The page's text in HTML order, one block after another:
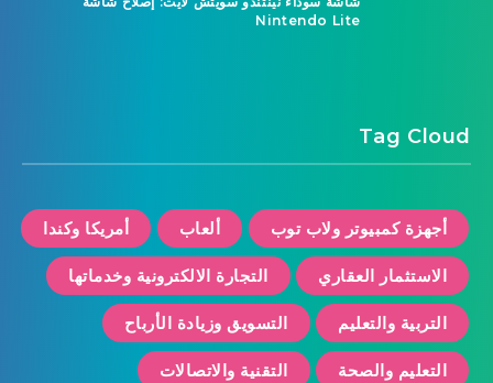
Nintendo Lite
Tag Cloud
أجهزة كمبيوتر ولاب توب ألعاب أمريكا وكندا
الاستثمار العقاري التجارة الالكترونية وخدماتها
التربية والتعليم التسويق وزيادة الأرباح
التعليم والصحة التقنية والاتصالات